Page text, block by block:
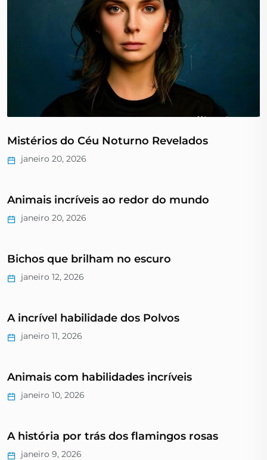
Mistérios do Céu Noturno Revelados
janeiro 20, 2026
Animais incríveis ao redor do mundo
janeiro 20, 2026
Bichos que brilham no escuro
janeiro 12, 2026
A incrível habilidade dos Polvos
janeiro 11, 2026
Animais com habilidades incríveis
janeiro 10, 2026
A história por trás dos flamingos rosas
janeiro 9, 2026